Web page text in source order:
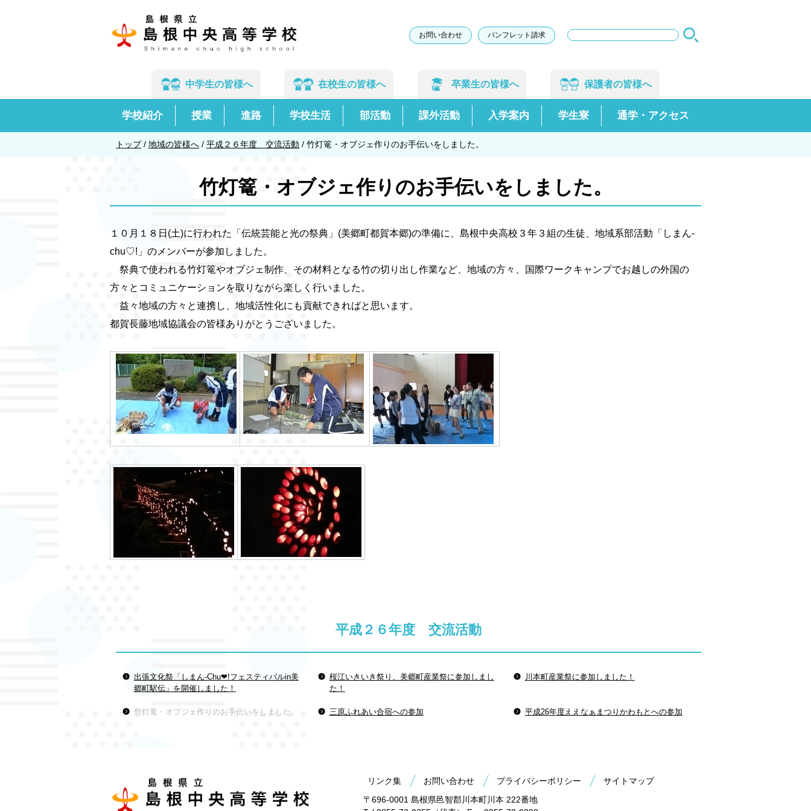
お問い合わせ パンフレット請求
サ
検
中学生の皆様へ 在校生の皆様へ 卒業生の皆様へ 保護者の皆様へ
学校紹介 授業 進路 学校生活 部活動 課外活動 入学案内 学生寮 通学・アクセス
現
トップ/ 地域の皆様へ / 平成２６年度 交流活動 / 竹灯篭・オブジェ作りのお手伝いをしました。
竹灯篭・オブジェ作りのお手伝いをしました。
１０月１８日(土)に行われた「伝統芸能と光の祭典」(美郷町都賀本郷)の準備に、島根中央高校３年３組の生徒、地域系部活動「しまん-
chu♡!」のメンバーが参加しました。
祭典で使われる竹灯篭やオブジェ制作、その材料となる竹の切り出し作業など、地域の方々、国際ワークキャンプでお越しの外国の
方々とコミュニケーションを取りながら楽しく行いました。
益々地域の方々と連携し、地域活性化にも貢献できればと思います。
都賀長藤地域協議会の皆様ありがとうございました。
平成２６年度 交流活動
出張文化祭「しまん-Chu❤!フェスティバルin美
郷町駅伝」を開催しました！
桜江いきいき祭り、美郷町産業祭に参加しまし
た！
川本町産業祭に参加しました！
竹灯篭・オブジェ作りのお手伝いをしました。 三原ふれあい合宿への参加 平成26年度ええなぁまつりかわもとへの参加
リンク集 お問い合わせ プライバシーポリシー
サイトマップ
〒696-0001 島根県邑智郡川本町川本 222番地